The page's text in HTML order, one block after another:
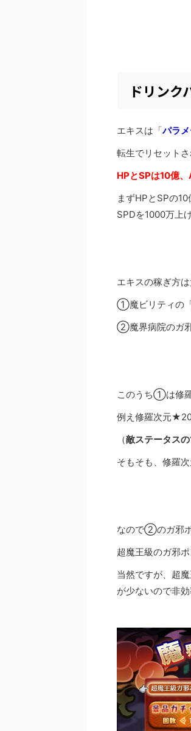
ドリンク
エキスは「パラ
転生でリセット
HPとSPは10億
まずHPとSPの
SPDを1000万上
エキスの稼ぎ方
①魔ビリティの「
②魔界病院のガ
このうち①は修
例え修羅次元★20
（敵ステータス
そもそも、修羅
なので②のガ邪ポ
超魔王級のガ邪
当然ですが、超
が少ないので非効